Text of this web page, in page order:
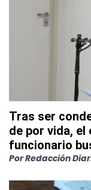
Tras ser
de por vida, el
funcionario
PorRedacción